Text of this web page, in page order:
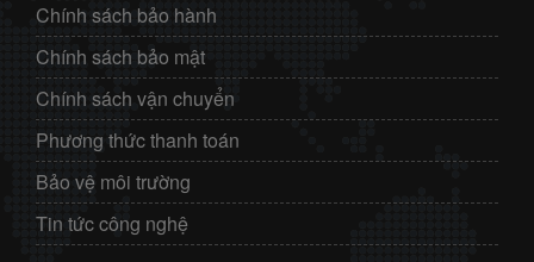
Chính sách bảo hành
Chính sách bảo mật
Chính sách vận chuyển
Phương thức thanh toán
Bảo vệ môi trường
Tin tức công nghệ